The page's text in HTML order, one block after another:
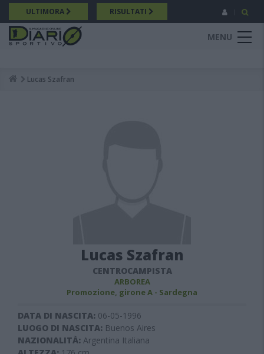
Salta
al
contenuto
principale
ULTIMORA RISULTATI
MENU
Breadcrumb
Lucas Szafran
Lucas Szafran
CENTROCAMPISTA
ARBOREA
Promozione, girone A - Sardegna
DATA DI NASCITA: 06-05-1996
LUOGO DI NASCITA: Buenos Aires
NAZIONALITÀ: Argentina Italiana